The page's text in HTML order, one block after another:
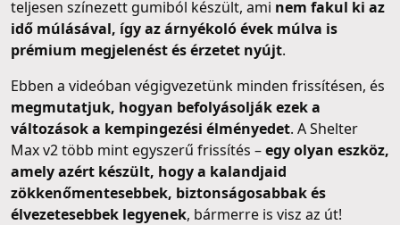
teljesen színezett gumiból készült, ami nem fakul ki az
idő múlásával, így az árnyékoló évek múlva is
prémium megjelenést és érzetet nyújt.
Ebben a videóban végigvezetünk minden frissítésen, és
megmutatjuk, hogyan befolyásolják ezek a
változások a kempingezési élményedet. A Shelter
Max v2 több mint egyszerű frissítés –egy olyan eszköz,
amely azért készült, hogy a kalandjaid
zökkenőmentesebbek, biztonságosabbak és
élvezetesebbek legyenek, bármerre is visz az út!